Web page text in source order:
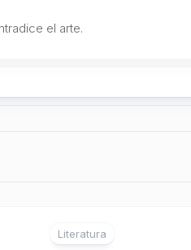
el arte.
Literatura